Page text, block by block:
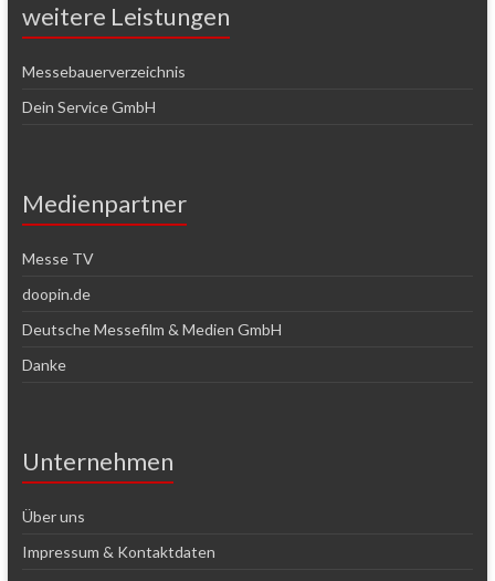
weitere Leistungen
Messebauerverzeichnis
Dein Service GmbH
Medienpartner
Messe TV
doopin.de
Deutsche Messefilm & Medien GmbH
Danke
Unternehmen
Über uns
Impressum & Kontaktdaten